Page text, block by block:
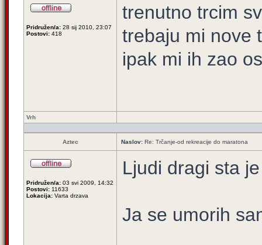
Pridružen/a: 28 sij 2010, 23:07
Postovi: 418
trenutno trcim
trebaju mi nove
ipak mi ih zao
Vrh
Aztec Naslov: Re: Trčanje-od rekreacije do maratona
Pridružen/a: 03 svi 2009, 14:32
Postovi: 11633
Lokacija: Varta drzava
Ljudi dragi sta
Ja se umorih